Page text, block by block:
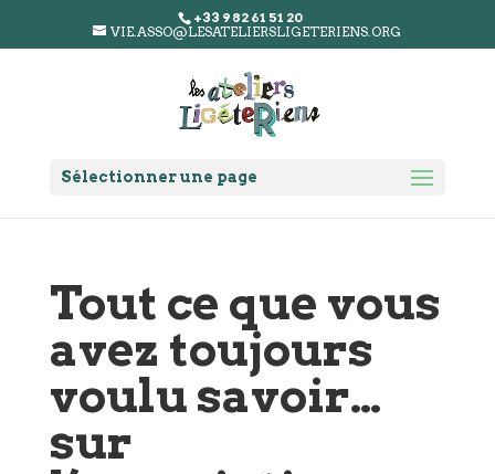
+33 9 82 61 51 20
VIE.ASSO@LESATELIERSLIGETERIENS.ORG
Sélectionner une page
Tout ce que vous
avez toujours
voulu savoir…
sur